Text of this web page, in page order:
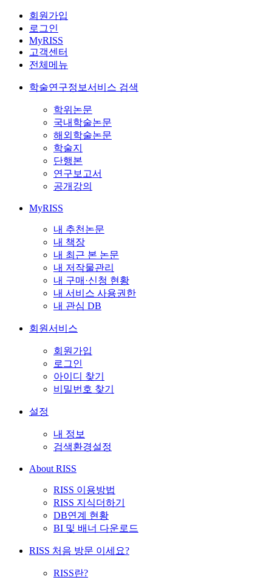
회원가입
로그인
MyRISS
고객센터
전체메뉴
학술연구정보서비스 검색
학위논문
국내학술논문
해외학술논문
학술지
단행본
연구보고서
공개강의
MyRISS
내 추천논문
내 책장
내 최근 본 논문
내 저작물관리
내 구매·신청 현황
내 서비스 사용권한
내 관심 DB
회원서비스
회원가입
로그인
아이디 찾기
비밀번호 찾기
설정
내 정보
검색환경설정
About RISS
RISS 이용방법
RISS 지식더하기
DB연계 현황
BI 및 배너 다운로드
RISS 처음 방문 이세요?
RISS란?